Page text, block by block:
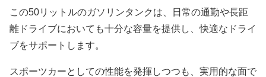
この50リットルのガソリンタンクは、日常の通勤や長距
離ドライブにおいても十分な容量を提供し、快適なドライ
ブをサポートします。
スポーツカーとしての性能を発揮しつつも、実用的な面で